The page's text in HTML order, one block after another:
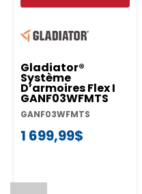
Gladiator®
Système
D’armoires Flex I
GANF03WFMTS
GANF03WFMTS
1 699,99$